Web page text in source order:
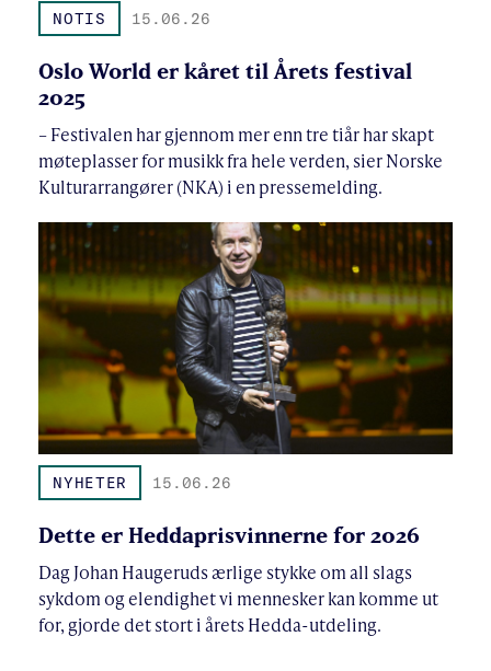
NOTIS 15.06.26
Oslo World er kåret til Årets festival
2025
– Festivalen har gjennom mer enn tre tiår har skapt
møteplasser for musikk fra hele verden, sier Norske
Kulturarrangører (NKA) i en pressemelding.
NYHETER 15.06.26
Dette er Heddaprisvinnerne for 2026
Dag Johan Haugeruds ærlige stykke om all slags
sykdom og elendighet vi mennesker kan komme ut
for, gjorde det stort i årets Hedda-utdeling.